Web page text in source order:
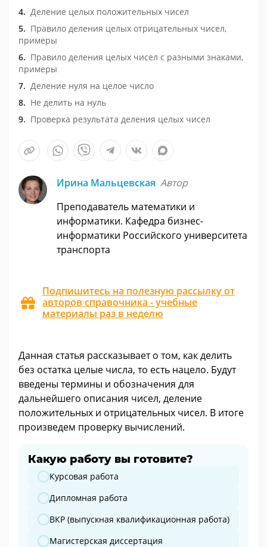
Деление целых положительных чисел
Правило деления целых отрицательных чисел,
примеры
Правило деления целых чисел с разными знаками,
примеры
Деление нуля на целое число
Не делить на нуль
Проверка результата деления целых чисел
Ирина Мальцевская Автор
Преподаватель математики и
информатики. Кафедра бизнес-
информатики Российского университета
транспорта
Подпишитесь на полезную рассылку от
авторов справочника - учебные
материалы раз в неделю
Данная статья рассказывает о том, как делить
без остатка целые числа, то есть нацело. Будут
введены термины и обозначения для
дальнейшего описания чисел, деление
положительных и отрицательных чисел. В итоге
произведем проверку вычислений.
Какую работу вы готовите?
Какую работу вы готовите?
Курсовая работа
Дипломная работа
ВКР (выпускная квалификационная работа)
Магистерская диссертация